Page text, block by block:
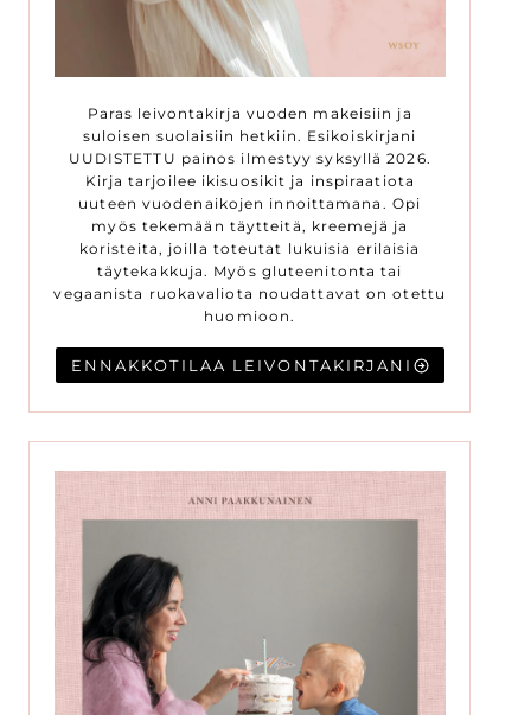
Paras leivontakirja vuoden makeisiin ja
suloisen suolaisiin hetkiin. Esikoiskirjani
UUDISTETTU painos ilmestyy syksyllä 2026.
Kirja tarjoilee ikisuosikit ja inspiraatiota
uuteen vuodenaikojen innoittamana. Opi
myös tekemään täytteitä, kreemejä ja
koristeita, joilla toteutat lukuisia erilaisia
täytekakkuja. Myös gluteenitonta tai
vegaanista ruokavaliota noudattavat on otettu
huomioon.
ENNAKKOTILAA LEIVONTAKIRJANI